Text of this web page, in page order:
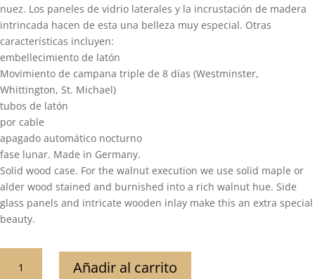
nuez. Los paneles de vidrio laterales y la incrustación de madera
intrincada hacen de esta una belleza muy especial. Otras
características incluyen:
embellecimiento de latón
Movimiento de campana triple de 8 días (Westminster,
Whittington, St. Michael)
tubos de latón
por cable
apagado automático nocturno
fase lunar. Made in Germany.
Solid wood case. For the walnut execution we use solid maple or
alder wood stained and burnished into a rich walnut hue. Side
glass panels and intricate wooden inlay make this an extra special
beauty.
cantidad
Añadir al carrito